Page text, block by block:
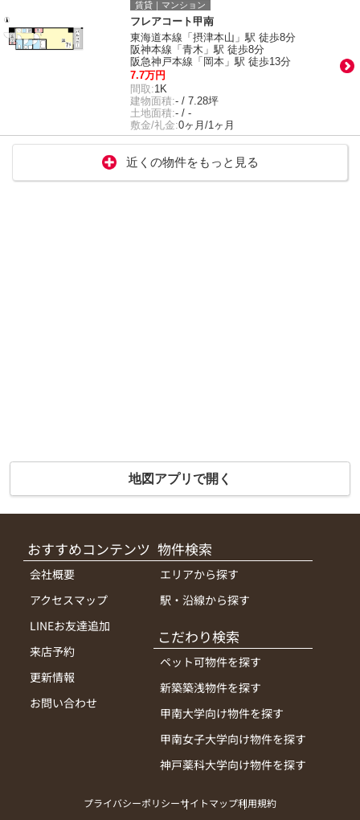
賃貸｜マンション
フレアコート甲南
東海道本線「摂津本山」駅 徒歩8分
阪神本線「青木」駅 徒歩8分
阪急神戸本線「岡本」駅 徒歩13分
7.7万円
間取:1K
建物面積:- / 7.28坪
土地面積:- / -
敷金/礼金:0ヶ月/1ヶ月
近くの物件をもっと見る
地図アプリで開く
おすすめコンテンツ
会社概要
アクセスマップ
LINEお友達追加
来店予約
更新情報
お問い合わせ
物件検索
エリアから探す
駅・沿線から探す
こだわり検索
ペット可物件を探す
新築築浅物件を探す
甲南大学向け物件を探す
甲南女子大学向け物件を探す
神戸薬科大学向け物件を探す
プライバシーポリシーサイトマップ利用規約